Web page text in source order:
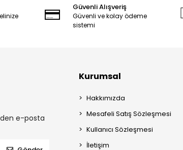
Güvenli Alışveriş
Güvenli ve kolay ödeme
sistemi
e-posta
Kurumsal
Hakkımızda
Mesafeli Satış Sözleşmesi
Kullanıcı Sözleşmesi
İletişim